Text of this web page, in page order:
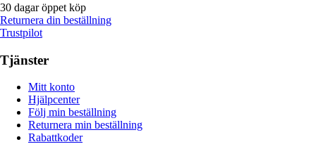
30 dagar öppet köp
Returnera din beställning
Trustpilot
Tjänster
Mitt konto
Hjälpcenter
Följ min beställning
Returnera min beställning
Rabattkoder